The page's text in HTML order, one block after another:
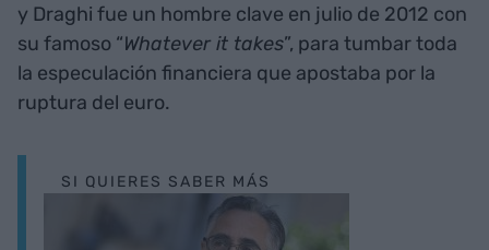
y Draghi fue un hombre clave en julio de 2012 con
su famoso “Whatever it takes”, para tumbar toda
la especulación financiera que apostaba por la
ruptura del euro.
SI QUIERES SABER MÁS